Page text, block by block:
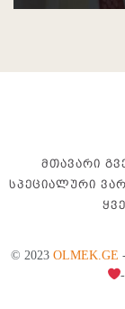
ᲛᲗᲐᲕᲐᲠᲘ
ᲡᲞᲔᲪᲘᲐᲚᲣᲠᲘ
© 2023 OLMEK.GE